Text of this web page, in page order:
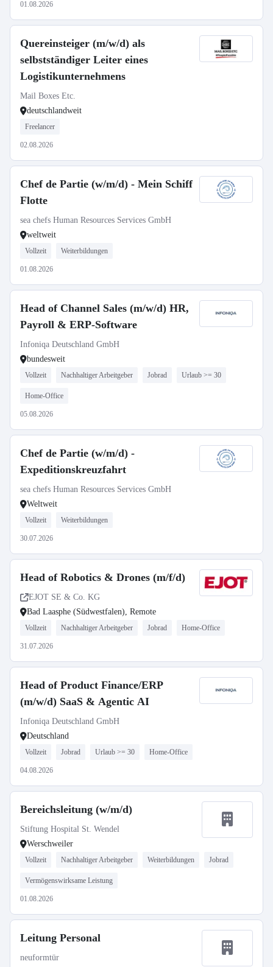
01.08.2026
Quereinsteiger (m/w/d) als
selbstständiger Leiter eines
Logistikunternehmens
Mail Boxes Etc.
deutschlandweit
Freelancer
02.08.2026
Chef de Partie (w/m/d) - Mein Schiff
Flotte
sea chefs Human Resources Services GmbH
weltweit
Vollzeit Weiterbildungen
01.08.2026
Head of Channel Sales (m/w/d) HR,
Payroll & ERP-Software
Infoniqa Deutschland GmbH
bundesweit
Vollzeit Nachhaltiger Arbeitgeber Jobrad Urlaub >= 30
Home-Office
05.08.2026
Chef de Partie (w/m/d) -
Expeditionskreuzfahrt
sea chefs Human Resources Services GmbH
Weltweit
Vollzeit Weiterbildungen
30.07.2026
Head of Robotics & Drones (m/f/d)
EJOT SE & Co. KG
Bad Laasphe (Südwestfalen), Remote
Vollzeit Nachhaltiger Arbeitgeber Jobrad Home-Office
31.07.2026
Head of Product Finance/ERP
(m/w/d) SaaS & Agentic AI
Infoniqa Deutschland GmbH
Deutschland
Vollzeit Jobrad Urlaub >= 30 Home-Office
04.08.2026
Bereichsleitung (w/m/d)
Stiftung Hospital St. Wendel
Werschweiler
Vollzeit Nachhaltiger Arbeitgeber Weiterbildungen Jobrad
Vermögenswirksame Leistung
01.08.2026
Leitung Personal
neuformtür